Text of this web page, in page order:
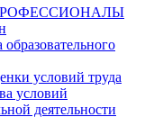
ПРОФЕССИОНАЛЫ
условий труда
условий
деятельности